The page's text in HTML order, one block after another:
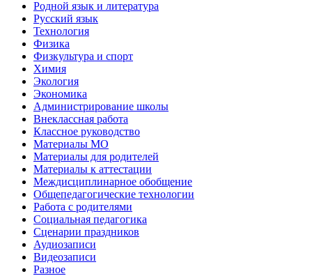
Родной язык и литература
Русский язык
Технология
Физика
Физкультура и спорт
Химия
Экология
Экономика
Администрирование школы
Внеклассная работа
Классное руководство
Материалы МО
Материалы для родителей
Материалы к аттестации
Междисциплинарное обобщение
Общепедагогические технологии
Работа с родителями
Социальная педагогика
Сценарии праздников
Аудиозаписи
Видеозаписи
Разное